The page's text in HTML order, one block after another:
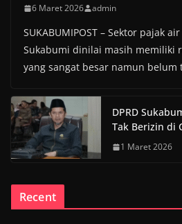
6 Maret 2026 admin
SUKABUMIPOST – Sektor pajak
Sukabumi dinilai masih memiliki
yang sangat besar namun belum
DPRD
Tak Berizin di
1 Maret 2026
Recent